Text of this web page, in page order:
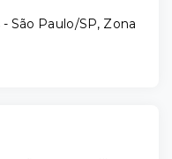
São Paulo/SP, Zona